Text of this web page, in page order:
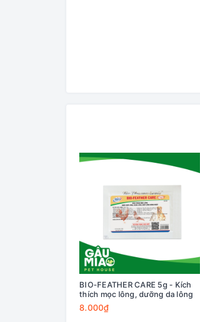
BIO-FEATHER CARE 5g - Kích
thích mọc lông, dưỡng da lông
8.000₫